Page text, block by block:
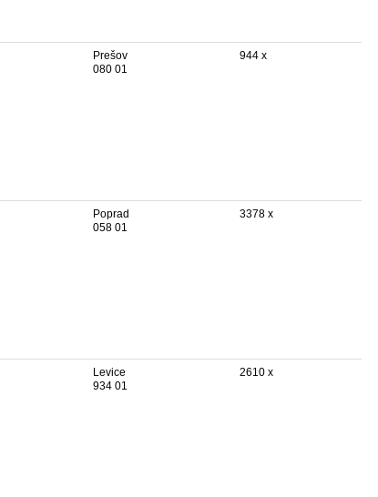
Prešov
080 01
944 x
Poprad
058 01
3378 x
Levice
934 01
2610 x